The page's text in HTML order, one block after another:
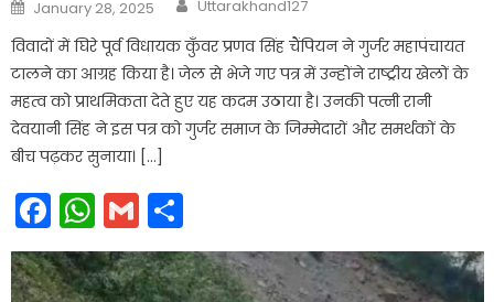
on
January 28, 2025 Uttarakhand127
विवादों में घिरे पूर्व विधायक कुँवर प्रणव सिंह चैंपियन ने गुर्जर महापंचायत
टालने का आग्रह किया है। जेल से भेजे गए पत्र में उन्होंने राष्ट्रीय खेलों के
महत्व को प्राथमिकता देते हुए यह कदम उठाया है। उनकी पत्नी रानी
देवयानी सिंह ने इस पत्र को गुर्जर समाज के जिम्मेदारों और समर्थकों के
बीच पढ़कर सुनाया। […]
Facebook
WhatsApp
Gmail